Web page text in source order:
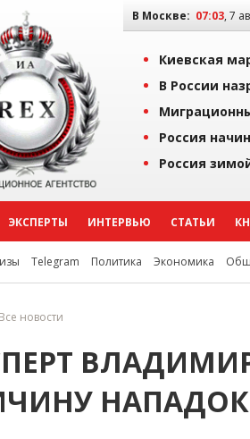
В Москве: 07:03, 7
Киевская
В России
Россия
Россия
ЭКСПЕРТЫ ИНТЕРВЬЮ СТАТЬИ
Telegram Политика Экономика
Все новости
НАПАДОК